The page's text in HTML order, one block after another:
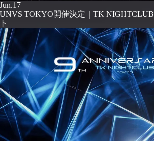
Jun.17
UNVS TOKYO開催決定｜TK
ト